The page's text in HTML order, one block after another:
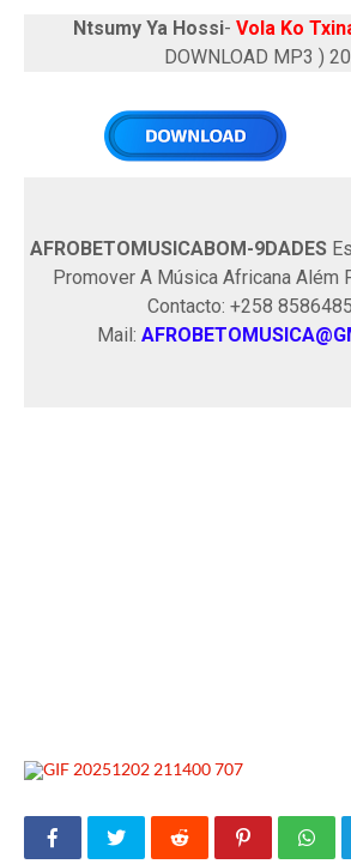
Ntsumy Ya Hossi- Vola Ko
DOWNLOAD MP3 )
AFROBETOMUSICABOM-9DADES
Promover A Música Africana Além
Contacto: +258
Mail: